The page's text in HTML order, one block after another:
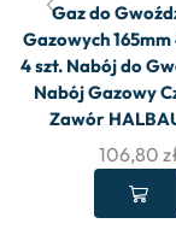
Gaz do
Gazowych
4 szt. Nabój do
Nabój Gazowy
Zawór
106,80